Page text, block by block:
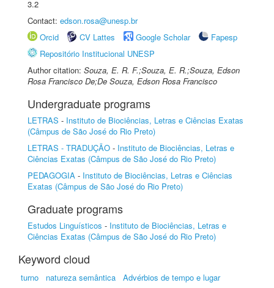
3.2
Contact: edson.rosa@unesp.br
Orcid
CV Lattes Google Scholar
Fapesp
Repositório Institucional UNESP
Author citation: Souza, E. R. F.;Souza, E. R.;Souza, Edson
Rosa Francisco De;De Souza, Edson Rosa Francisco
Undergraduate programs
LETRAS - Instituto de Biociências, Letras e Ciências Exatas
(Câmpus de São José do Rio Preto)
LETRAS - TRADUÇÃO - Instituto de Biociências, Letras e
Ciências Exatas (Câmpus de São José do Rio Preto)
PEDAGOGIA - Instituto de Biociências, Letras e Ciências
Exatas (Câmpus de São José do Rio Preto)
Graduate programs
Estudos Linguísticos - Instituto de Biociências, Letras e
Ciências Exatas (Câmpus de São José do Rio Preto)
Keyword cloud
turno natureza semântica Advérbios de tempo e lugar